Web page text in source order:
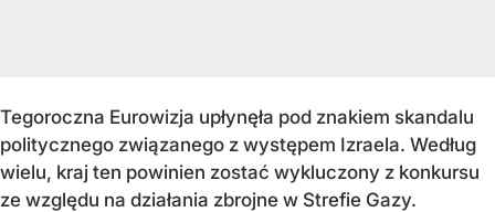
Tegoroczna Eurowizja upłynęła pod znakiem skandalu
politycznego związanego z występem Izraela. Według
wielu, kraj ten powinien zostać wykluczony z konkursu
ze względu na działania zbrojne w Strefie Gazy.